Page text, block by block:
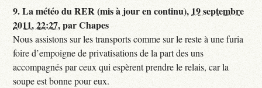
9.La météo du RER (mis à jour en continu), 19 septembre
2011, 22:27,parChapes
Nous assistons sur les transports comme sur le reste à une furia
foire d’empoigne de privatisations de la part des uns
accompagnés par ceux qui espèrent prendre le relais, car la
soupe est bonne pour eux.